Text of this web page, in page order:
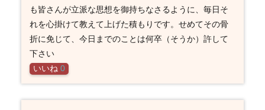
も皆さんが立派な思想を御持ちなさるように、毎日そ
れを心掛けて教えて上げた積もりです。せめてその骨
折に免じて、今日までのことは何卒（そうか）許して
下さい
いいね 0